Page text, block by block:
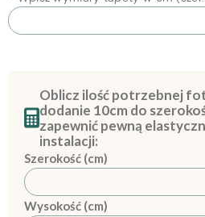
Oblicz ilość potrzebnej
dodanie 10cm do
zapewnić pewną
instalacji:
Szerokość (cm)
Wysokość (cm)